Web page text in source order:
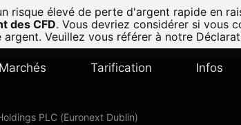
risque élevé de perte d'argent rapide en
des CFD. Vous devriez considérer si vous
Veuillez vous référer à notre
Marchés Tarification Infos
PLC (Euronext Dublin)